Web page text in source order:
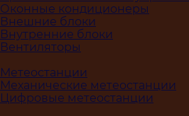
Оконные кондиционеры
Внешние блоки
Внутренние блоки
Вентиляторы
Метеостанции
Механические метеостанции
Цифровые метеостанции